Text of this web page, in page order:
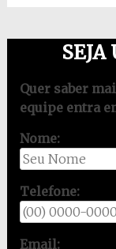
Quer saber
equipe entra
Nome:
Telefone:
Email: